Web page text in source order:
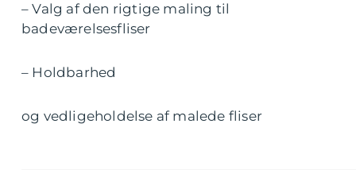
– Valg af den rigtige maling til
badeværelsesfliser
– Holdbarhed
og vedligeholdelse af malede fliser